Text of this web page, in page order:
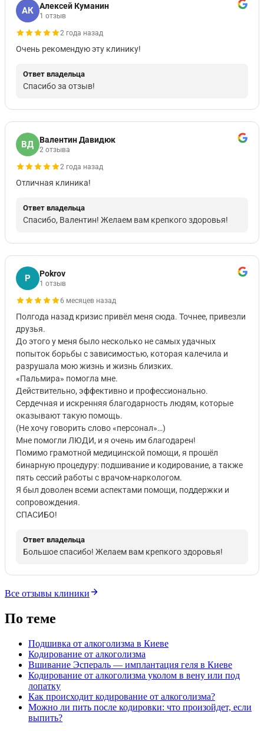
АК Алексей Куманин
1 отзыв
2 года назад
Очень рекомендую эту клинику!
Ответ владельца
Спасибо за отзыв!
ВД Валентин Давидюк
2 отзыва
2 года назад
Отличная клиника!
Ответ владельца
Спасибо, Валентин! Желаем вам крепкого здоровья!
P Pokrov
1 отзыв
6 месяцев назад
Полгода назад кризис привёл меня сюда. Точнее, привезли
друзья.
До этого у меня было несколько не самых удачных
попыток борьбы с зависимостью, которая калечила и
разрушала мою жизнь и жизнь близких.
«Пальмира» помогла мне.
Действительно, эффективно и профессионально.
Сердечная и искренняя благодарность людям, которые
оказывают такую помощь.
(Не хочу говорить слово «персонал»…)
Мне помогли ЛЮДИ, и я очень им благодарен!
Помимо грамотной медицинской помощи, я прошёл
бинарную процедуру: подшивание и кодирование, а также
пять сессий работы с врачом-наркологом.
Я был доволен всеми аспектами помощи, поддержки и
сопровождения.
СПАСИБО!
Ответ владельца
Большое спасибо! Желаем вам крепкого здоровья!
Все отзывы клиники
По теме
Подшивка от алкоголизма в Киеве
Кодирование от алкоголизма
Вшивание Эспераль — имплантация геля в Киеве
Кодирование от алкоголизма уколом в вену или под
лопатку
Как происходит кодирование от алкоголизма?
Можно ли пить после кодировки: что произойдет, если
выпить?